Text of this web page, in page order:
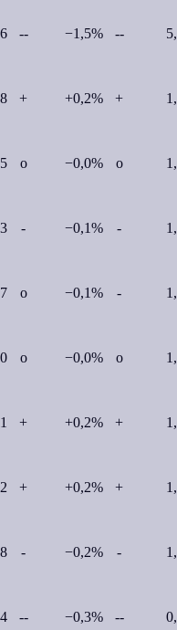
-- −1,5% --
+ +0,2% +
o −0,0% o
- −0,1% -
o −0,1% -
o −0,0% o
+ +0,2% +
+ +0,2% +
- −0,2% -
-- −0,3% --